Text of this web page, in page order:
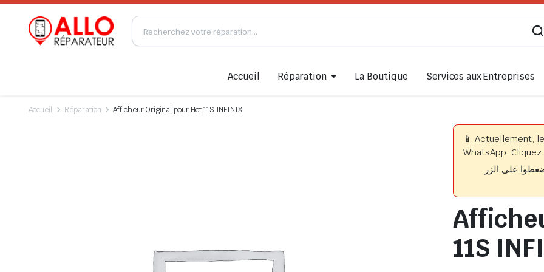
Accueil Réparation La Boutique Services aux Entreprises
Accueil Réparation Afficheur Original pour Hot 11S INFINIX
📱 Actuellement,
WhatsApp.
على الزر
11S